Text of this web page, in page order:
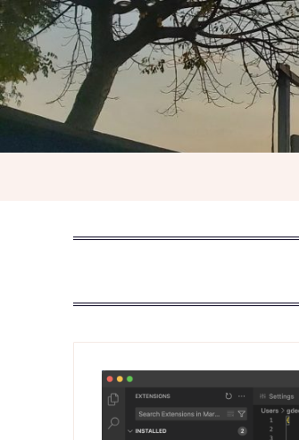
Skip
to
content